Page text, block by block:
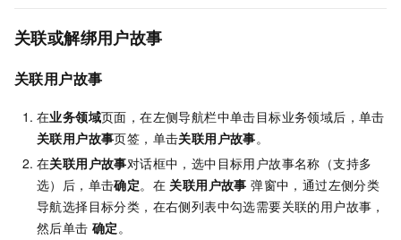
关联或解绑用户故事
关联用户故事
在业务领域页面，在左侧导航栏中单击目标业务领域后，单击
关联用户故事页签，单击关联用户故事。
在关联用户故事对话框中，选中目标用户故事名称（支持多
选）后，单击确定。在 关联用户故事 弹窗中，通过左侧分类
导航选择目标分类，在右侧列表中勾选需要关联的用户故事，
然后单击 确定。